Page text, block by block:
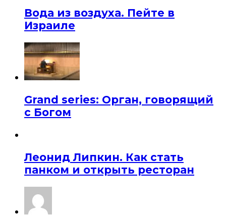
Вода из воздуха. Пейте в
Израиле
Grand series: Орган, говорящий
с Богом
Леонид Липкин. Как стать
панком и открыть ресторан